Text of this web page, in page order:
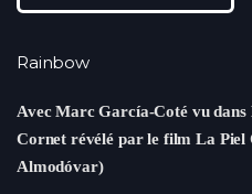
Rainbow
Avec Marc García-Coté vu dans
Cornet révélé par le film La Piel
Almodóvar)